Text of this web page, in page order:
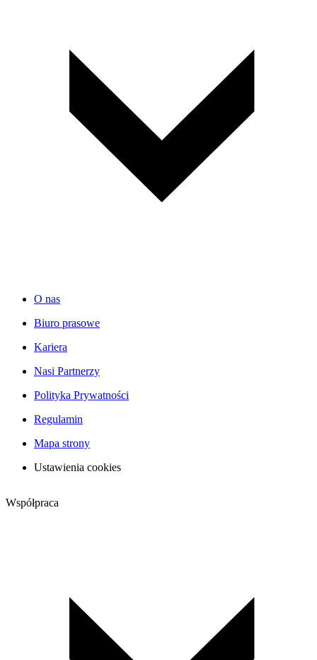
O nas
Biuro prasowe
Kariera
Nasi Partnerzy
Polityka Prywatności
Regulamin
Mapa strony
Ustawienia cookies
Współpraca